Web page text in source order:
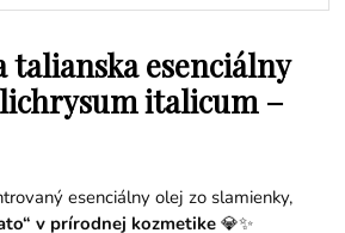
talianska esenciálny
italicum –
esenciálny olej zo slamienky,
v prírodnej kozmetike 💎✨